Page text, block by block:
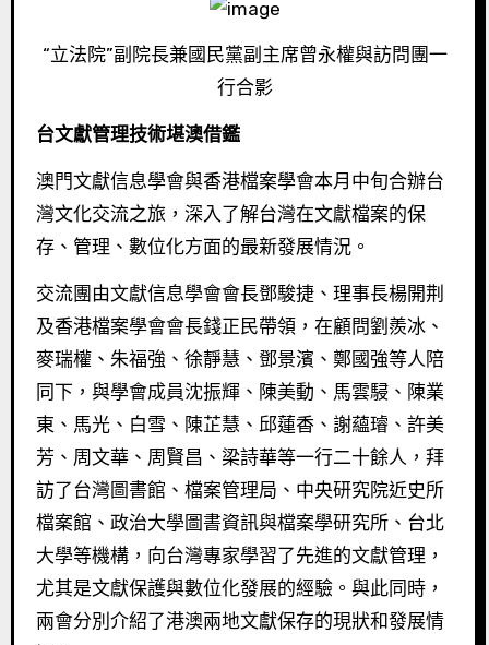
“立法院”副院長兼國民黨副主席曾永權與訪問團一
行合影
台文獻管理技術堪澳借鑑
澳門文獻信息學會與香港檔案學會本月中旬合辦台
灣文化交流之旅，深入了解台灣在文獻檔案的保
存、管理、數位化方面的最新發展情況。
交流團由文獻信息學會會長鄧駿捷、理事長楊開荆
及香港檔案學會會長錢正民帶領，在顧問劉羨冰、
麥瑞權、朱福強、徐靜慧、鄧景濱、鄭國強等人陪
同下，與學會成員沈振輝、陳美動、馬雲駸、陳業
東、馬光、白雪、陳芷慧、邱蓮香、謝蘊璿、許美
芳、周文華、周賢昌、梁詩華等一行二十餘人，拜
訪了台灣圖書館、檔案管理局、中央研究院近史所
檔案館、政治大學圖書資訊與檔案學研究所、台北
大學等機構，向台灣專家學習了先進的文獻管理，
尤其是文獻保護與數位化發展的經驗。與此同時，
兩會分別介紹了港澳兩地文獻保存的現狀和發展情